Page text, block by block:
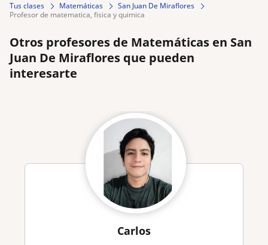
Tus clases Matemáticas
San Juan De Miraflores
profesor de matematica, fisica y quimica
Otros profesores de Matemáticas en San
Juan De Miraflores que pueden
interesarte
Carlos